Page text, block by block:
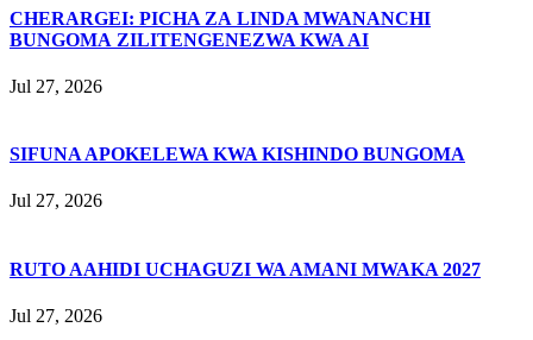
CHERARGEI: PICHA ZA LINDA MWANANCHI
BUNGOMA ZILITENGENEZWA KWA AI
Jul 27, 2026
SIFUNA APOKELEWA KWA KISHINDO BUNGOMA
Jul 27, 2026
RUTO AAHIDI UCHAGUZI WA AMANI MWAKA 2027
Jul 27, 2026